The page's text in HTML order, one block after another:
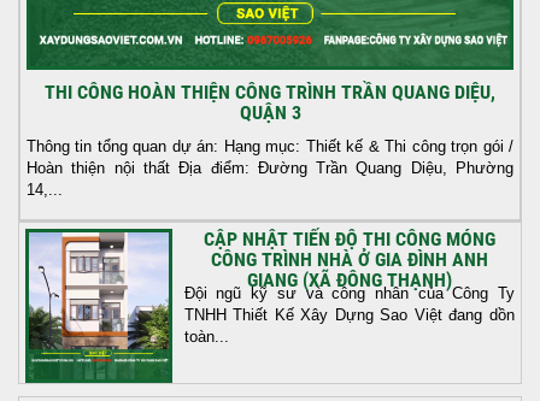
THI CÔNG HOÀN THIỆN CÔNG TRÌNH TRẦN QUANG DIỆU,
QUẬN 3
Thông tin tổng quan dự án: Hạng mục: Thiết kế & Thi công trọn gói /
Hoàn thiện nội thất Địa điểm: Đường Trần Quang Diệu, Phường
14,...
CẬP NHẬT TIẾN ĐỘ THI CÔNG MÓNG
CÔNG TRÌNH NHÀ Ở GIA ĐÌNH ANH
GIANG (XÃ ĐÔNG THẠNH)
Đội ngũ kỹ sư và công nhân của Công Ty
TNHH Thiết Kế Xây Dựng Sao Việt đang dồn
toàn...